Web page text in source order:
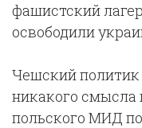
фашистский
освободили
Чешский политик
никакого смысла
польского МИД